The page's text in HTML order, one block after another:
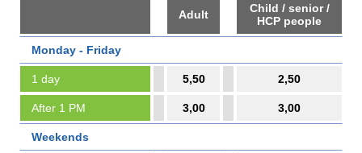
Adult
Child / senior /
HCP people
Monday - Friday
1 day 5,50 2,50
After 1 PM 3,00 3,00
Weekends